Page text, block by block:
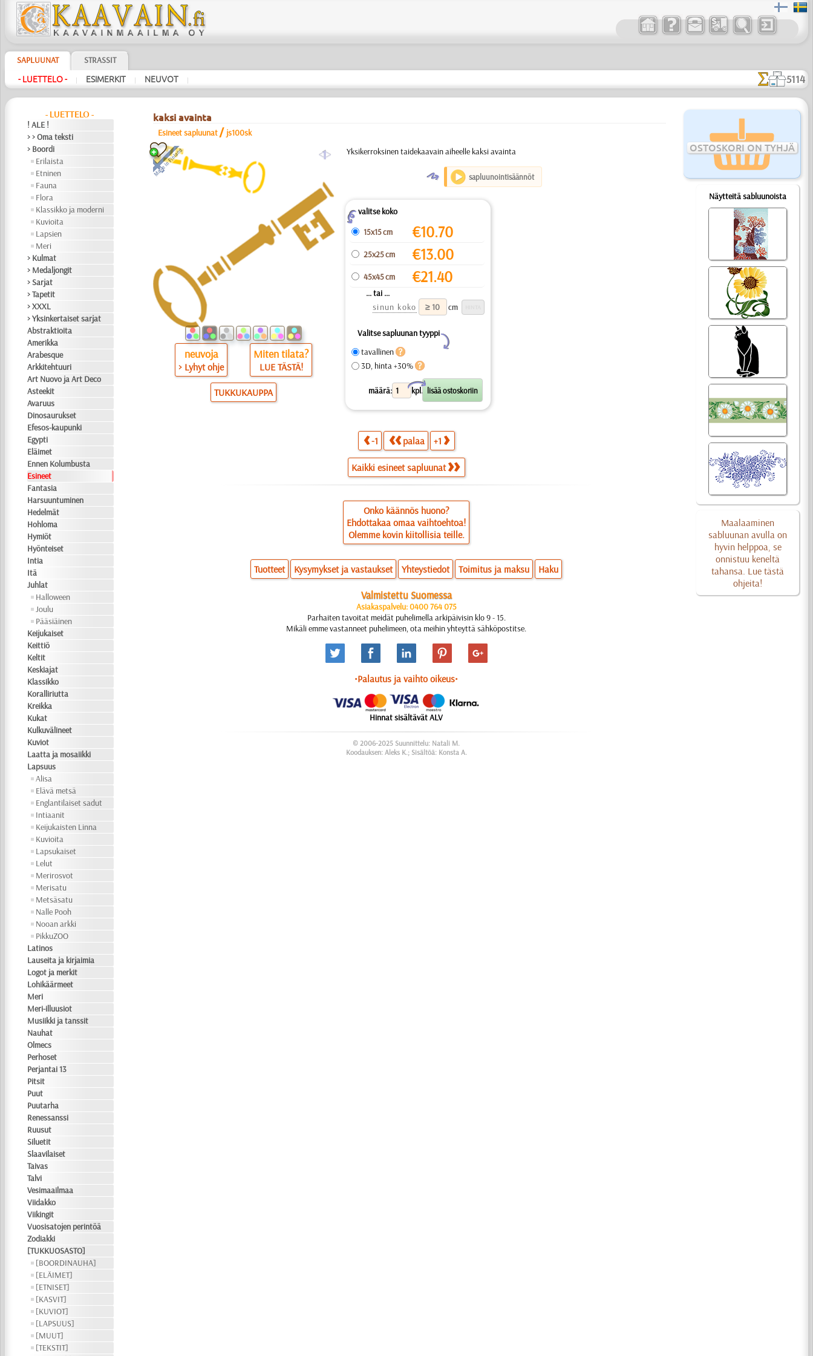
SAPLUUNAT STRASSIT
- LUETTELO - | ESIMERKIT | NEUVOT | 5114
- LUETTELO -
! ALE !
> > Oma teksti
> Boordi
Erilaista
Etninen
Fauna
Flora
Klassikko ja moderni
Kuvioita
Lapsien
Meri
> Kulmat
> Medaljongit
> Sarjat
> Tapetit
> XXXL
> Yksinkertaiset sarjat
Abstraktioita
Amerikka
Arabesque
Arkkitehtuuri
Art Nuovo ja Art Deco
Asteekit
Avaruus
Dinosaurukset
Efesos-kaupunki
Egypti
Eläimet
Ennen Kolumbusta
Esineet
Fantasia
Harsuuntuminen
Hedelmät
Hohloma
Hymiöt
Hyönteiset
Intia
Itä
Juhlat
Halloween
Joulu
Pääsiäinen
Keijukaiset
Keittiö
Keltit
Keskiajat
Klassikko
Koralliriutta
Kreikka
Kukat
Kulkuvälineet
Kuviot
Laatta ja mosaiikki
Lapsuus
Alisa
Elävä metsä
Englantilaiset sadut
Intiaanit
Keijukaisten Linna
Kuvioita
Lapsukaiset
Lelut
Merirosvot
Merisatu
Metsäsatu
Nalle Pooh
Nooan arkki
PikkuZOO
Latinos
Lauseita ja kirjaimia
Logot ja merkit
Lohikäärmeet
Meri
Meri-illuusiot
Musiikki ja tanssit
Nauhat
Olmecs
Perhoset
Perjantai 13
Pitsit
Puut
Puutarha
Renessanssi
Ruusut
Siluetit
Slaavilaiset
Taivas
Talvi
Vesimaailmaa
Viidakko
Viikingit
Vuosisatojen perintöä
Zodiakki
[TUKKUOSASTO]
[BOORDINAUHA]
[ELÄIMET]
[ETNISET]
[KASVIT]
[KUVIOT]
[LAPSUUS]
[MUUT]
[TEKSTIT]
OSTOSKORI ON TYHJÄ
Näytteitä sabluunoista
Maalaaminen
sabluunan avulla on
hyvin helppoa, se
onnistuu keneltä
tahansa. Lue tästä
ohjeita!
kaksi avainta
Esineet sapluunat / js100sk
a
neuvoja
> Lyhyt ohje
Miten tilata?
LUE TÄSTÄ!
TUKKUKAUPPA
Yksikerroksinen taidekaavain aiheelle kaksi avainta
O sapluunointisäännöt
Zvalitse koko
15x15 cm
€10.70
25x25 cm €13.00
45x45 cm €21.40
... tai ...
sinun koko
cm
Valitse sapluunan tyyppi
Y
tavallinen
3D, hinta +30%
määrä: kpl.
X
-1 palaa +1
Kaikki esineet sapluunat
Onko käännös huono?
Ehdottakaa omaa vaihtoehtoa!
Olemme kovin kiitollisia teille.
Tuotteet Kysymykset ja vastaukset Yhteystiedot Toimitus ja maksu Haku
Valmistettu Suomessa
Asiakaspalvelu: 0400 764 075
Parhaiten tavoitat meidät puhelimella arkipäivisin klo 9 - 15.
Mikäli emme vastanneet puhelimeen, ota meihin yhteyttä sähköpostitse.
•Palautus ja vaihto oikeus•
Hinnat sisältävät ALV
© 2006-2025 Suunnittelu: Natali M.
Koodauksen: Aleks K.; Sisältöä: Konsta A.